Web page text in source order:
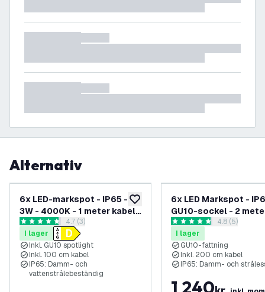
Alternativ
lägg till i önskelistan
6x LED-markspot - IP65 -
3W - 4000K - 1 meter kabel -
Aluminiumöppna recensionspanel
4.7 stjärnbetyg4.7 (3)
I lager
Inkl. GU10 spotlight
Inkl. 100 cm kabel
IP65: Damm- och
vattenstrålebeständig
6x LED Markspot -
GU10-sockel - 2
kabel med stickpropp
Svart
öppna
4.8 stjärnbetyg4.8 (5)
I lager
GU10-fattning
Inkl. 200 cm kabel
IP65: Damm- och
1 240